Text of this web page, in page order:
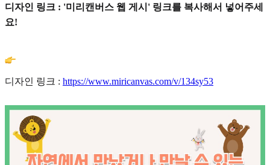
디자인 링크 : '미리캔버스 웹 게시' 링크를 복사해서 넣어주세
요!
디자인 링크 : https://www.miricanvas.com/v/134sy53